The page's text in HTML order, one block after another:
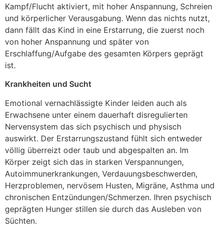
Kampf/Flucht aktiviert, mit hoher Anspannung, Schreien
und körperlicher Verausgabung. Wenn das nichts nutzt,
dann fällt das Kind in eine Erstarrung, die zuerst noch
von hoher Anspannung und später von
Erschlaffung/Aufgabe des gesamten Körpers geprägt
ist.
Krankheiten und Sucht
Emotional vernachlässigte Kinder leiden auch als
Erwachsene unter einem dauerhaft disregulierten
Nervensystem das sich psychisch und physisch
auswirkt. Der Erstarrungszustand fühlt sich entweder
völlig überreizt oder taub und abgespalten an. Im
Körper zeigt sich das in starken Verspannungen,
Autoimmunerkrankungen, Verdauungsbeschwerden,
Herzproblemen, nervösem Husten, Migräne, Asthma und
chronischen Entzündungen/Schmerzen. Ihren psychisch
geprägten Hunger stillen sie durch das Ausleben von
Süchten.